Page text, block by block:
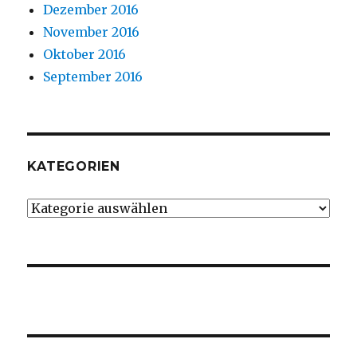
Dezember 2016
November 2016
Oktober 2016
September 2016
KATEGORIEN
Kategorien